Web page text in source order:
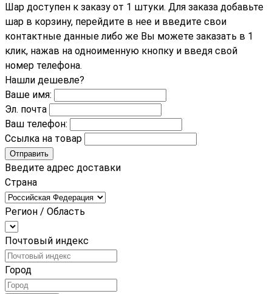
Шар доступен к заказу от 1 штуки. Для заказа добавьте
шар в корзину, перейдите в нее и введите свои
контактные данные либо же Вы можете заказать в 1
клик, нажав на одноименную кнопку и введя свой
номер телефона.
Нашли дешевле?
Ваше имя:
Эл. почта
Ваш телефон:
Ссылка на товар
Отправить
Введите адрес доставки
Страна
Регион / Область
Почтовый индекс
Город